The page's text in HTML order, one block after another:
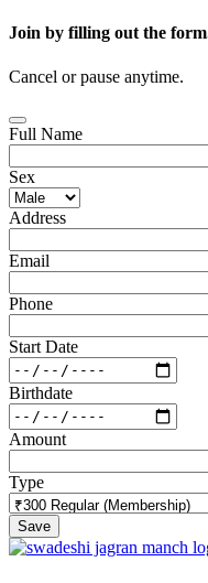
Join by filling out the
Cancel or pause anytime.
Full Name
Sex
Address
Email
Phone
Start Date
Birthdate
Amount
Type
Save